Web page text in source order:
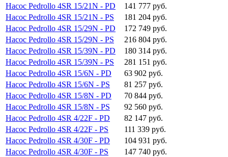
Насос Pedrollo 4SR 15/21N - PD
141 777 руб.
Насос Pedrollo 4SR 15/21N - PS
181 204 руб.
Насос Pedrollo 4SR 15/29N - PD
172 749 руб.
Насос Pedrollo 4SR 15/29N - PS
216 804 руб.
Насос Pedrollo 4SR 15/39N - PD
180 314 руб.
Насос Pedrollo 4SR 15/39N - PS
281 151 руб.
Насос Pedrollo 4SR 15/6N - PD
63 902 руб.
Насос Pedrollo 4SR 15/6N - PS
81 257 руб.
Насос Pedrollo 4SR 15/8N - PD
70 844 руб.
Насос Pedrollo 4SR 15/8N - PS
92 560 руб.
Насос Pedrollo 4SR 4/22F - PD
82 147 руб.
Насос Pedrollo 4SR 4/22F - PS
111 339 руб.
Насос Pedrollo 4SR 4/30F - PD
104 931 руб.
Насос Pedrollo 4SR 4/30F - PS
147 740 руб.